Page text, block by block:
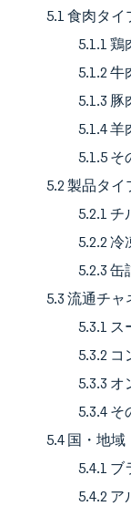
5.1 食肉タイ
5.1.1 鶏
5.1.2 牛
5.1.3 豚
5.1.4 羊
5.1.5
5.2 製品タイ
5.2.1 チ
5.2.2 冷
5.2.3 缶
5.3 流通チャ
5.3.1
5.3.2
5.3.3
5.3.4
5.4 国・地域
5.4.1 ブ
5.4.2 ア